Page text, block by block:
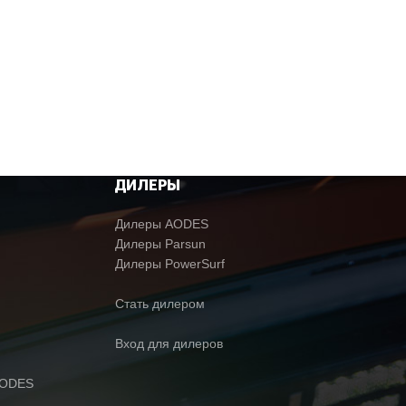
ДИЛЕРЫ
Дилеры AODES
Дилеры Parsun
Дилеры PowerSurf
Стать дилером
Вход для дилеров